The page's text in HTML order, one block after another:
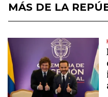
MÁS DE LA